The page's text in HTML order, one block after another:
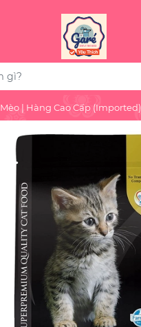
Mèo | Hàng Cao Cấp (Imported)